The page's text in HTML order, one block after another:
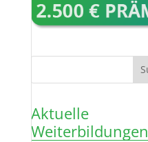
Aktuelle
Weiterbildungen